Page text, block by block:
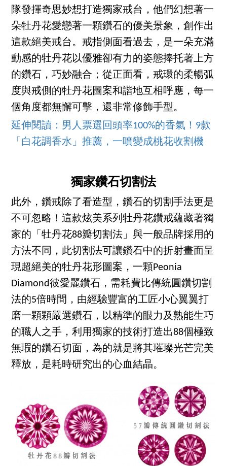
隊發揮奇思妙想打造獨家戒台，他們幻想著一
朵牡丹花愛戀著一顆鑽石的優美景象，創作出
這款絕美戒台。戒指側面看過去，是一朵充滿
動感的牡丹花以優雅卻有力的姿態捧托著上方
的鑽石，巧妙融合；從正面看，戒環的柔暢弧
度與戒側的牡丹花圖案和諧地互相呼應，每一
個角度都無懈可擊，還非常修飾手型。
延伸閱讀：男人票選回頭率100%的香氣！9款
「白花調香水」推薦，一噴變成桃花收割機
獨家鑽石切割法
此外，鑽戒除了看造型，鑽石的切割手法更是
不可忽略！這款炫美系列牡丹花鑽戒蘊藏著獨
家的「牡丹花88瓣切割法」與一般品牌採用的
方法不同，此切割法可讓鑽石中的折射畫面呈
現超絕美的牡丹花形圖案，一顆Peonia
Diamond彼愛麗鑽石，需耗費比傳統圓鑽切割
法的5倍時間，由經驗豐富的工匠小心翼翼打
磨一顆顆嚴選鑽石，以精準的眼力及熟能生巧
的職人之手，利用獨家的技術打造出88個極致
無瑕的鑽石切面，為的就是將其璀璨光芒完美
釋放，是耗時研究出的心血結晶。